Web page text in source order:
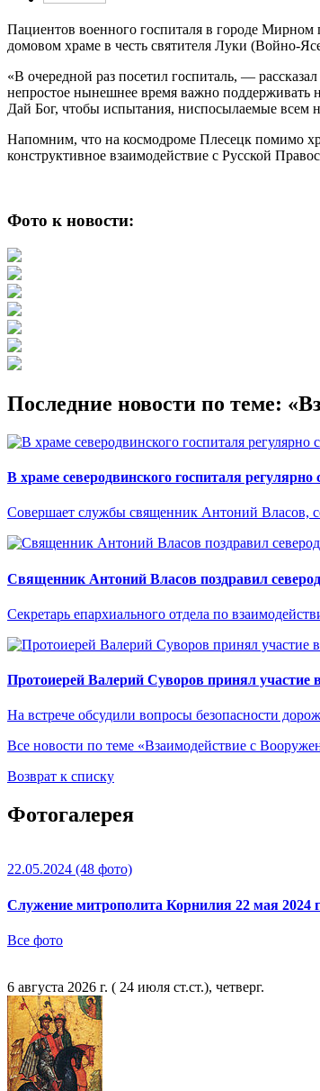
Пациентов военного госпиталя в городе
домовом храме в честь святителя Луки (Войно-
«В очередной раз посетил госпиталь, —
непростое нынешнее время важно
Дай Бог, чтобы испытания, ниспосылаемые
Напомним, что на космодроме Плесецк помимо
конструктивное взаимодействие с Русской
Фото к новости:
Последние новости по теме:
В храме северодвинского госпиталя
Совершает службы священник Антоний Власов,
Священник Антоний Власов поздравил
Секретарь епархиального отдела по
Протоиерей Валерий Суворов принял участие
На встрече обсудили вопросы безопасности
Все новости по теме «Взаимодействие с
Возврат к списку
Фотогалерея
22.05.2024 (48 фото)
Служение митрополита Корнилия 22 мая 2024
Все фото
6 августа 2026 г. ( 24 июля ст.ст.), четверг.